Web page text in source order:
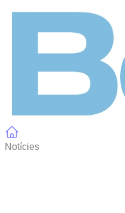
Notícies